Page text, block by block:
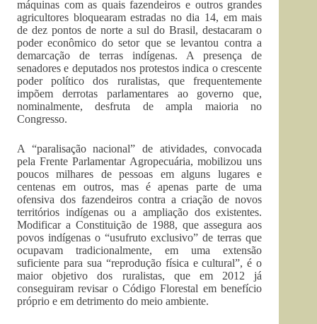
máquinas com as quais fazendeiros e outros grandes
agricultores bloquearam estradas no dia 14, em mais
de dez pontos de norte a sul do Brasil, destacaram o
poder econômico do setor que se levantou contra a
demarcação de terras indígenas. A presença de
senadores e deputados nos protestos indica o crescente
poder político dos ruralistas, que frequentemente
impõem derrotas parlamentares ao governo que,
nominalmente, desfruta de ampla maioria no
Congresso.
A “paralisação nacional” de atividades, convocada
pela Frente Parlamentar Agropecuária, mobilizou uns
poucos milhares de pessoas em alguns lugares e
centenas em outros, mas é apenas parte de uma
ofensiva dos fazendeiros contra a criação de novos
territórios indígenas ou a ampliação dos existentes.
Modificar a Constituição de 1988, que assegura aos
povos indígenas o “usufruto exclusivo” de terras que
ocupavam tradicionalmente, em uma extensão
suficiente para sua “reprodução física e cultural”, é o
maior objetivo dos ruralistas, que em 2012 já
conseguiram revisar o Código Florestal em benefício
próprio e em detrimento do meio ambiente.